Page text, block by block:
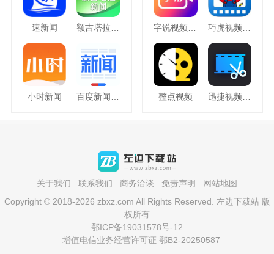
速新闻
小时新闻 百度新闻APP 整点视频 迅捷视频剪辑
关于我们 联系我们 商务洽谈 免责声明
网站地图
Copyright © 2018-2026 zbxz.com All Rights Reserved. 左边下载站 版
权所有
鄂ICP备19031578号-12
增值电信业务经营许可证 鄂B2-20250587